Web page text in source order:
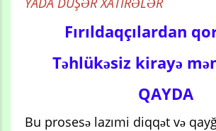
Fırıldaqçılardan
Təhlükəsiz kirayə
QAYDA
Bu prosesə lazımi diqqət və